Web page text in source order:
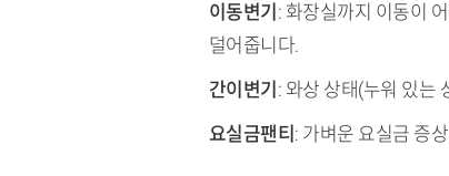
이동변기 : 화장실까지 이동이
덜어줍니다.
간이변기 : 와상 상태(누워 있는
요실금팬티 : 가벼운 요실금 증